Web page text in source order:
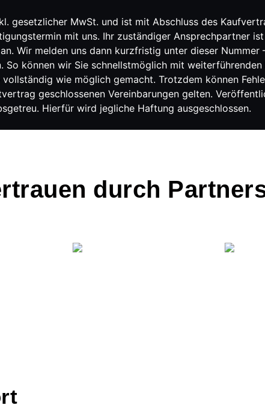
gesetzlicher MwSt. und ist mit Abschluss des
mit uns. Ihr zuständiger Ansprechpartner
Wir melden uns dann kurzfristig unter dieser
So können wir Sie schnellstmöglich mit
wie möglich gemacht. Trotzdem können
geschlossenen Vereinbarungen gelten.
Hierfür wird jegliche Haftung ausgeschlossen.
durch